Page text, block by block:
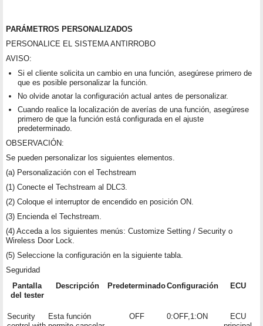
PARÁMETROS PERSONALIZADOS
PERSONALICE EL SISTEMA ANTIRROBO
AVISO:
Si el cliente solicita un cambio en una función, asegúrese primero de
que es posible personalizar la función.
No olvide anotar la configuración actual antes de personalizar.
Cuando realice la localización de averías de una función, asegúrese
primero de que la función está configurada en el ajuste
predeterminado.
OBSERVACIÓN:
Se pueden personalizar los siguientes elementos.
(a) Personalización con el Techstream
(1) Conecte el Techstream al DLC3.
(2) Coloque el interruptor de encendido en posición ON.
(3) Encienda el Techstream.
(4) Acceda a los siguientes menús: Customize Setting / Security o
Wireless Door Lock.
(5) Seleccione la configuración en la siguiente tabla.
Seguridad
Pantalla
del tester
Descripción PredeterminadoConfiguración ECU
Security
Esta función
OFF 0:OFF,1:ON
ECU